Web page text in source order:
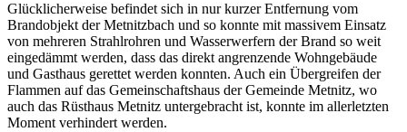
Glücklicherweise befindet sich in nur kurzer Entfernung vom
Brandobjekt der Metnitzbach und so konnte mit massivem Einsatz
von mehreren Strahlrohren und Wasserwerfern der Brand so weit
eingedämmt werden, dass das direkt angrenzende Wohngebäude
und Gasthaus gerettet werden konnten. Auch ein Übergreifen der
Flammen auf das Gemeinschaftshaus der Gemeinde Metnitz, wo
auch das Rüsthaus Metnitz untergebracht ist, konnte im allerletzten
Moment verhindert werden.